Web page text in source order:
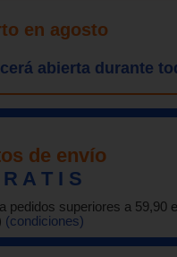
en agosto
abierta durante
de envío
A T I S
pedidos superiores a 59,90
(condiciones)